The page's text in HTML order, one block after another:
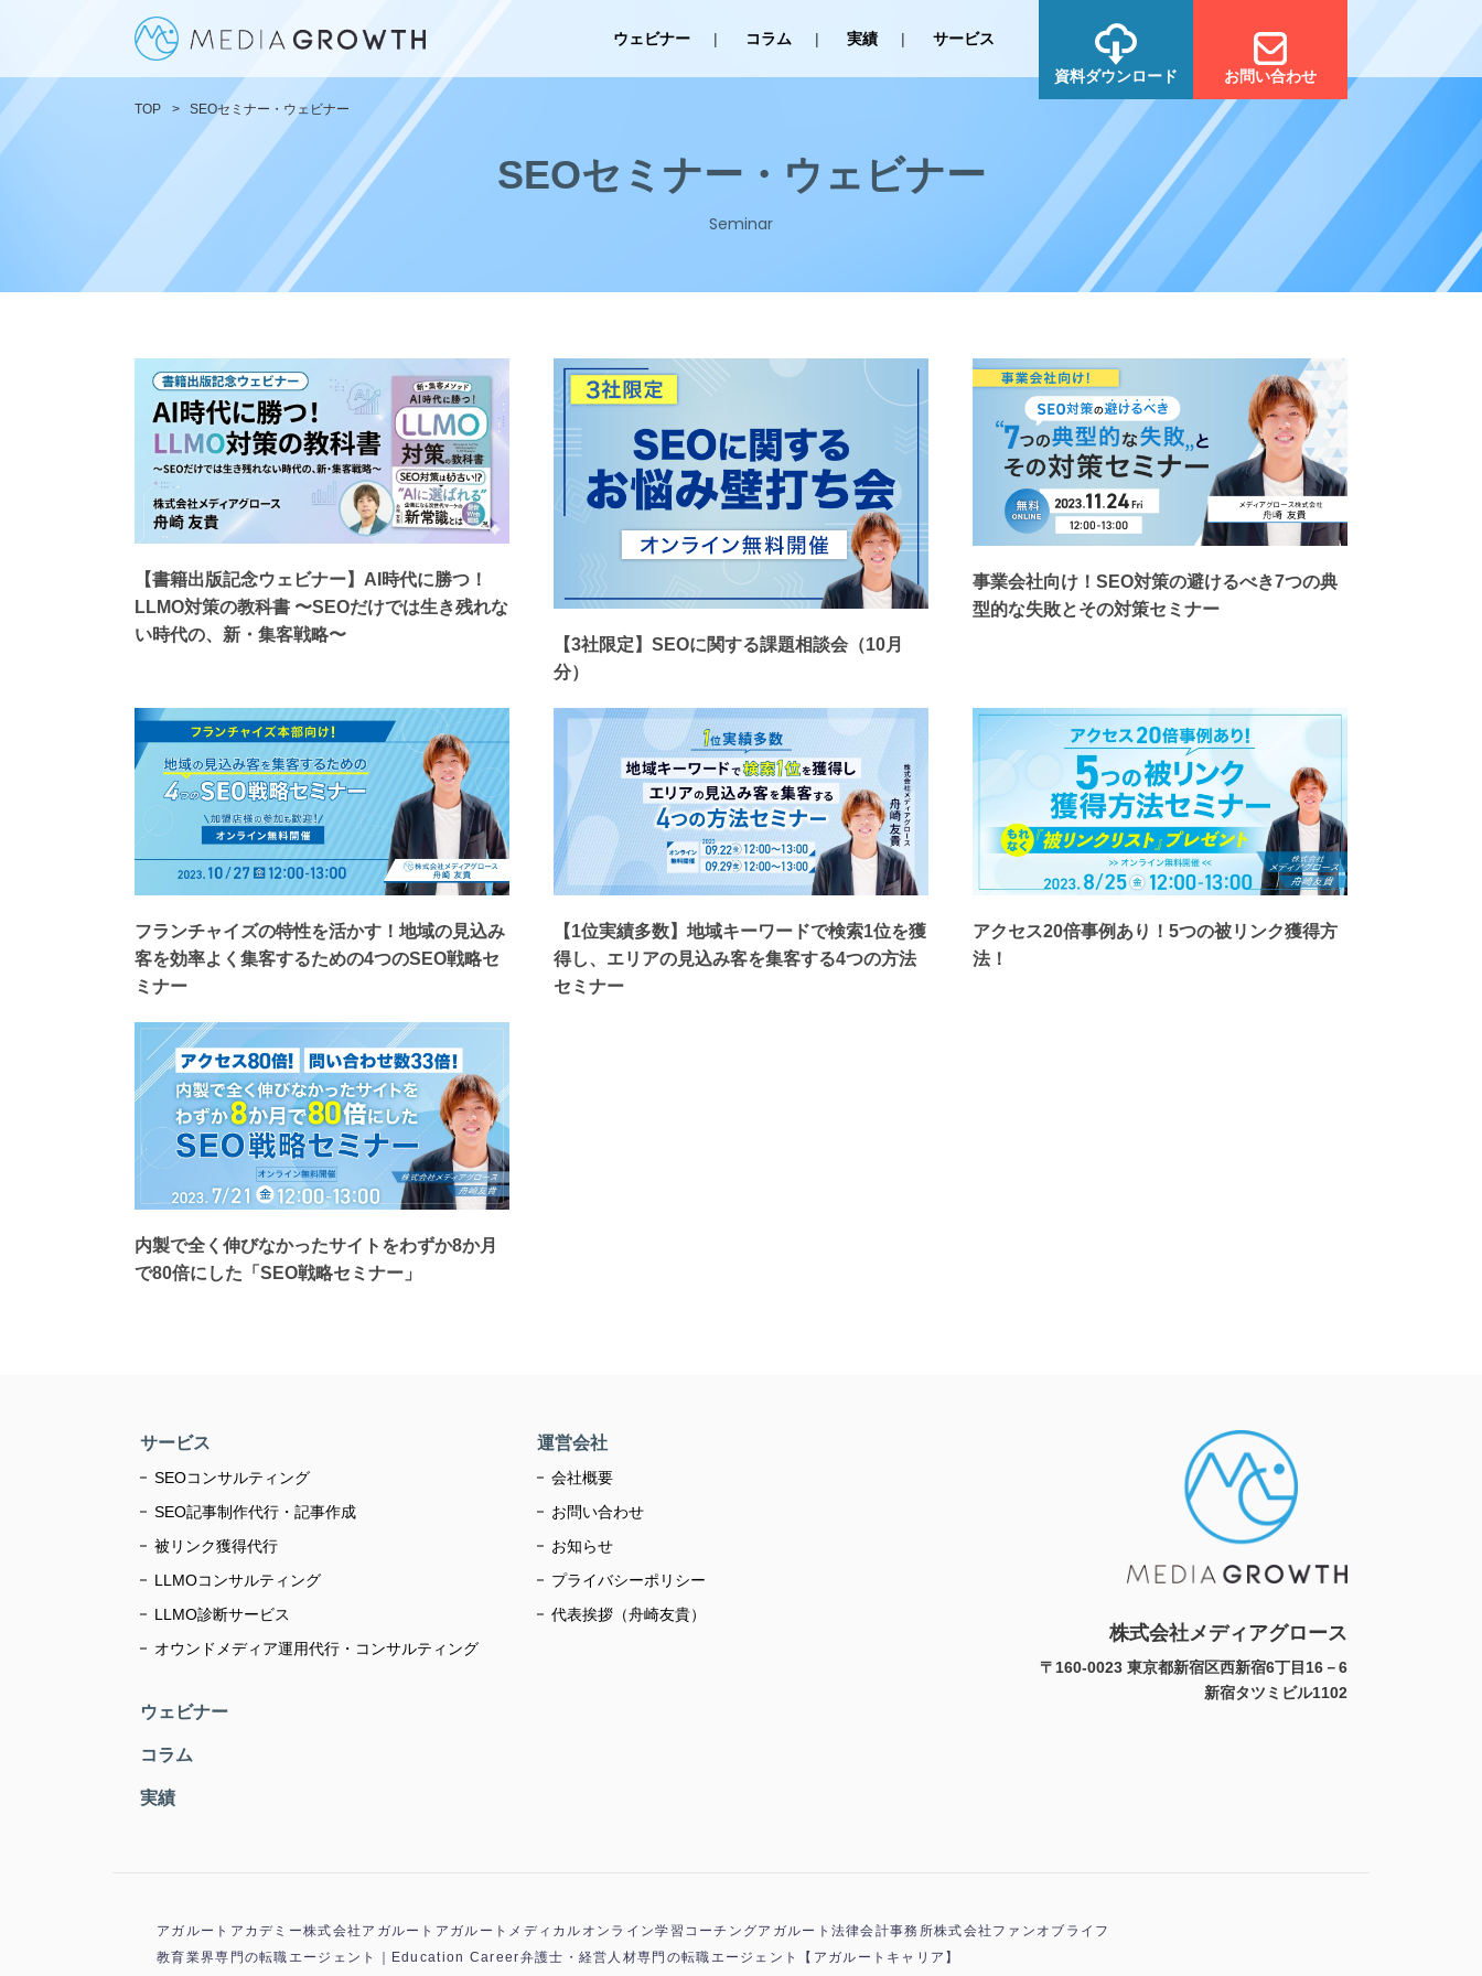
ウェビナー コラム 実績 サービス
資料ダウンロード お問い合わせ
TOP SEOセミナー・ウェビナー
SEOセミナー・ウェビナー
Seminar
【書籍出版記念ウェビナー】AI時代に勝つ！
LLMO対策の教科書 〜SEOだけでは生き残れな
い時代の、新・集客戦略〜
【3社限定】SEOに関する課題相談会（10月
分）
事業会社向け！SEO対策の避けるべき7つの典
型的な失敗とその対策セミナー
フランチャイズの特性を活かす！地域の見込み
客を効率よく集客するための4つのSEO戦略セ
ミナー
【1位実績多数】地域キーワードで検索1位を獲
得し、エリアの見込み客を集客する4つの方法
セミナー
アクセス20倍事例あり！5つの被リンク獲得方
法！
内製で全く伸びなかったサイトをわずか8か月
で80倍にした「SEO戦略セミナー」
サービス
SEOコンサルティング
SEO記事制作代行・記事作成
被リンク獲得代行
LLMOコンサルティング
LLMO診断サービス
オウンドメディア運用代行・コンサルティング
ウェビナー
コラム
実績
運営会社
会社概要
お問い合わせ
お知らせ
プライバシーポリシー
代表挨拶（舟崎友貴）
株式会社メディアグロース
〒160-0023 東京都新宿区西新宿6丁目16－6
新宿タツミビル1102
アガルートアカデミー株式会社アガルート アガルートメディカル オンライン学習コーチングアガルート法律会計事務所株式会社ファンオブライフ
教育業界専門の転職エージェント｜Education Career弁護士・経営人材専門の転職エージェント【アガルートキャリア】